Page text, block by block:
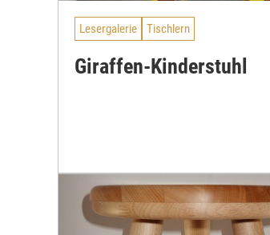
Lesergalerie Tischlern
Giraffen-Kinderstuhl